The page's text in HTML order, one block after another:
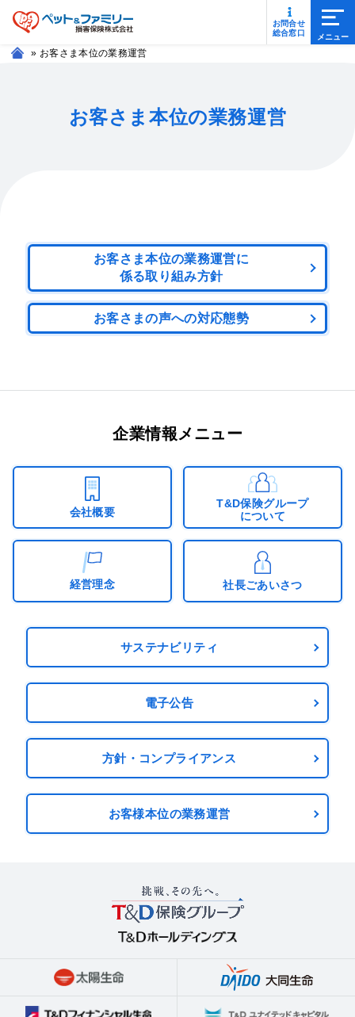
お問合せ
総合窓口
» お客さま本位の業務運営
お客さま本位の業務運営
お客さま本位の業務運営に
係る取り組み方針
お客さまの声への対応態勢
企業情報メニュー
会社概要
T&D保険グループ
について
経営理念 社長ごあいさつ
サステナビリティ
電子公告
方針・コンプライアンス
お客様本位の業務運営